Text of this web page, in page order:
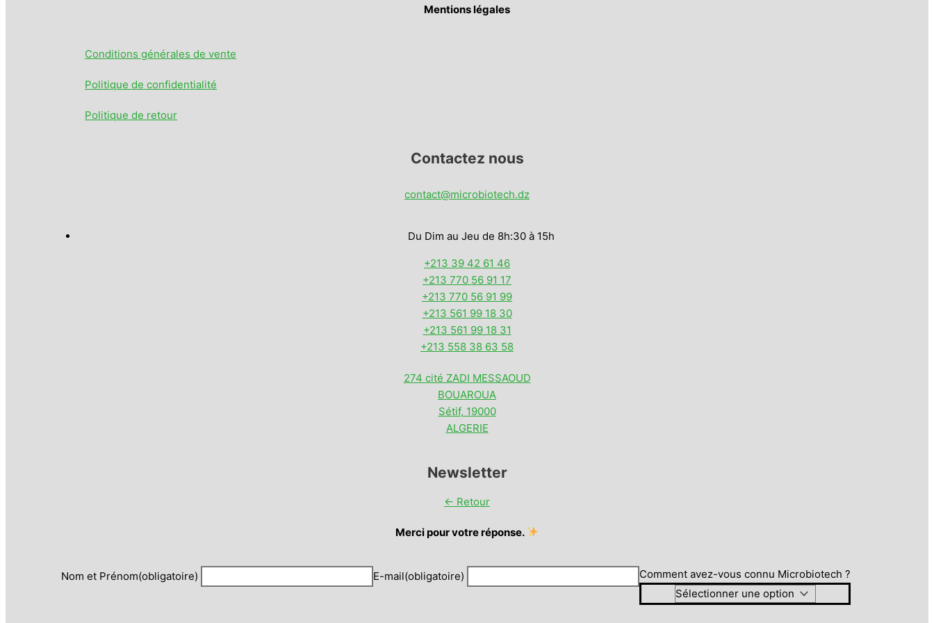
Mentions légales
Conditions générales de vente
Politique de confidentialité
Politique de retour
Contactez nous
contact@microbiotech.dz
Du Dim au Jeu de 8h:30 à 15h
+213 39 42 61 46
+213 770 56 91 17
+213 770 56 91 99
+213 561 99 18 30
+213 561 99 18 31
+213 558 38 63 58
274 cité ZADI MESSAOUD
BOUAROUA
Sétif, 19000
ALGERIE
Newsletter
← Retour
Merci pour votre réponse.
Nom et Prénom(obligatoire) E-mail(obligatoire) Comment avez-vous connu Microbiotech ?